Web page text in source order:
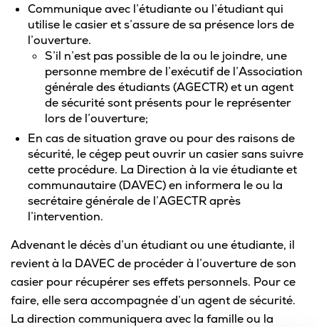
Omnivox
Microsoft 365
Guichet des requêtes
Portail CégepTR
Intranet du personnel
Bottin du personnel
Communique avec l’étudiante ou l’étudiant qui
utilise le casier et s’assure de sa présence lors de
l’ouverture.
S’il n’est pas possible de la ou le joindre, une
personne membre de l’exécutif de l’Association
générale des étudiants (AGECTR) et un agent
de sécurité sont présents pour le représenter
lors de l’ouverture;
En cas de situation grave ou pour des raisons de
sécurité, le cégep peut ouvrir un casier sans suivre
cette procédure. La Direction à la vie étudiante et
communautaire (DAVEC) en informera le ou la
secrétaire générale de l’AGECTR après
l’intervention.
Advenant le décès d’un étudiant ou une étudiante, il
revient à la DAVEC de procéder à l’ouverture de son
casier pour récupérer ses effets personnels. Pour ce
faire, elle sera accompagnée d’un agent de sécurité.
La direction communiquera avec la famille ou la